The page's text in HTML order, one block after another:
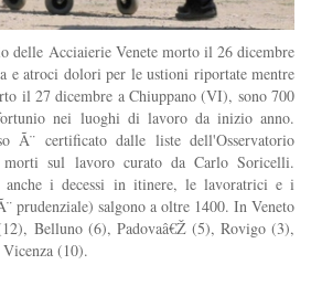
delle Acciaierie Venete morto il 26 dicembre
e atroci dolori per le ustioni riportate mentre
il 27 dicembre a Chiuppano (VI), sono 700
nei luoghi di lavoro da inizio anno.
Ã¨ certificato dalle liste dell'Osservatorio
morti sul lavoro curato da Carlo Soricelli.
anche i decessi in itinere, le lavoratrici e i
prudenziale) salgono a oltre 1400. In Veneto
Belluno (6), Padovaâ€Ž (5), Rovigo (3),
(10).